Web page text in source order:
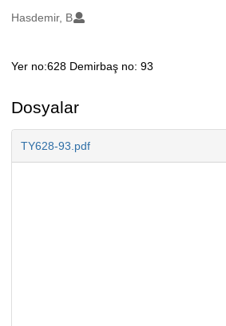
Oluşturanlar
Hasdemir, B
Açıklama
Yer no:628 Demirbaş no: 93
Dosyalar
TY628-93.pdf